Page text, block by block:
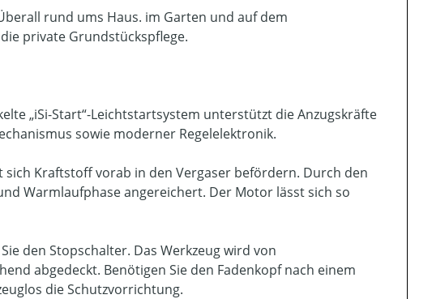
rund ums Haus. im Garten und auf dem
private Grundstückspflege.
„iSi-Start“-Leichtstartsystem unterstützt die Anzugskräfte
sowie moderner Regelelektronik.
Kraftstoff vorab in den Vergaser befördern. Durch den
Warmlaufphase angereichert. Der Motor lässt sich so
den Stopschalter. Das Werkzeug wird von
abgedeckt. Benötigen Sie den Fadenkopf nach einem
die Schutzvorrichtung.